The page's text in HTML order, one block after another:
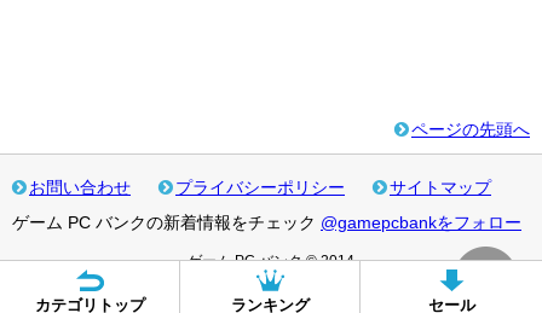
ページの先頭へ
お問い合わせ プライバシーポリシー
サイトマップ
ゲーム PC バンクの新着情報をチェック @gamepcbankをフォロー
ゲーム PC バンク © 2014
カテゴリトップ ランキング セール